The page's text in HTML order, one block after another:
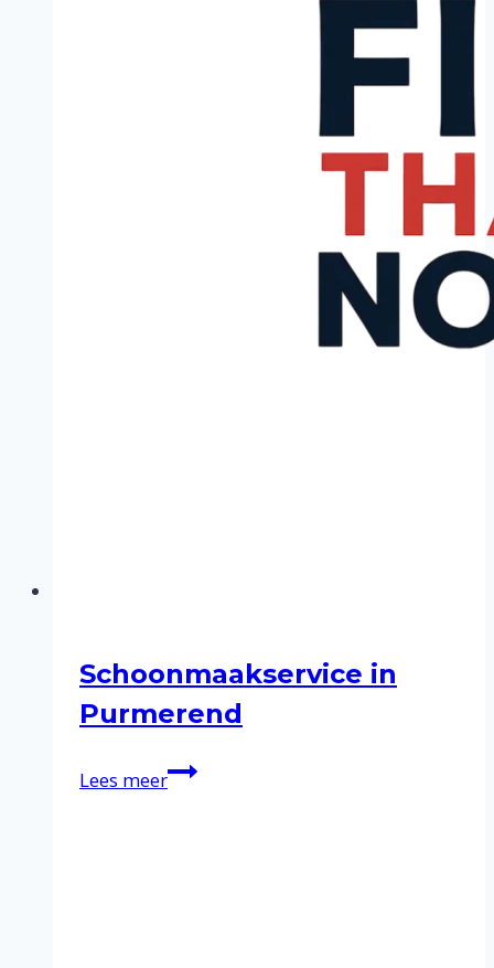
Schoonmaakservice in
Purmerend
Lees meerSchoonmaakservice